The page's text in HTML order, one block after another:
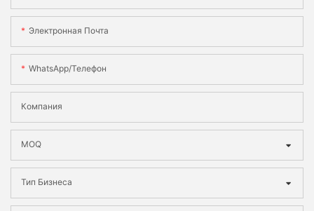
Электронная Почта
WhatsApp/телефон
Компания
MOQ
Тип Бизнеса